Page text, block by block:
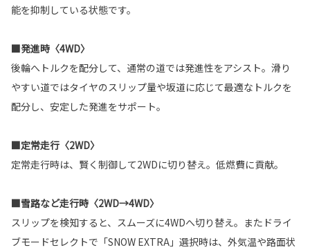
能を抑制している状態です。
■発進時〈4WD〉
後輪へトルクを配分して、通常の道では発進性をアシスト。滑り
やすい道ではタイヤのスリップ量や坂道に応じて最適なトルクを
配分し、安定した発進をサポート。
■定常走行〈2WD〉
定常走行時は、賢く制御して2WDに切り替え。低燃費に貢献。
■雪路など走行時〈2WD→4WD〉
スリップを検知すると、スムーズに4WDへ切り替え。またドライ
ブモードセレクトで「SNOW EXTRA」選択時は、外気温や路面状